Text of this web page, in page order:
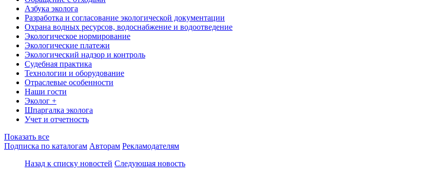
Азбука эколога
Разработка и согласование экологической документации
Охрана водных ресурсов, водоснабжение и водоотведение
Экологическое нормирование
Экологические платежи
Экологический надзор и контроль
Судебная практика
Технологии и оборудование
Отраслевые особенности
Наши гости
Эколог +
Шпаргалка эколога
Учет и отчетность
Показать все
Подписка по каталогам Авторам Рекламодателям
Назад к списку новостей Следующая новость